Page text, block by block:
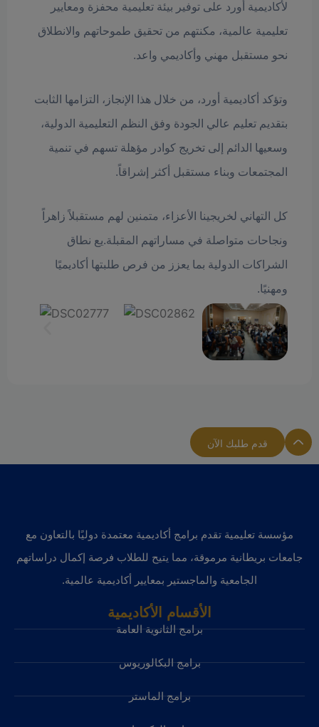
لأكاديمية أورد على توفير بيئة تعليمية محفزة ومعايير
تعليمية عالمية، مكنتهم من تحقيق طموحاتهم والانطلاق
نحو مستقبل مهني وأكاديمي واعد.
وتؤكد أكاديمية أورد، من خلال هذا الإنجاز، التزامها الثابت
بتقديم تعليم عالي الجودة وفق النظم التعليمية الدولية،
وسعيها الدائم إلى تخريج كوادر مؤهلة تسهم في تنمية
المجتمعات وبناء مستقبل أكثر إشراقاً.
كل التهاني لخريجينا الأعزاء، متمنين لهم مستقبلاً زاهراً
ونجاحات متواصلة في مساراتهم المقبلة.يع نطاق
الشراكات الدولية بما يعزز من فرص طلبتها أكاديميًا
ومهنيًا.
قدم طلبك الآن
مؤسسة تعليمية تقدم برامج أكاديمية معتمدة دوليًا بالتعاون مع
جامعات بريطانية مرموقة، مما يتيح للطلاب فرصة إكمال دراساتهم
الجامعية والماجستير بمعايير أكاديمية عالمية.
الأقسام الأكاديمية
برامج الثانوية العامة
برامج البكالوريوس
برامج الماستر